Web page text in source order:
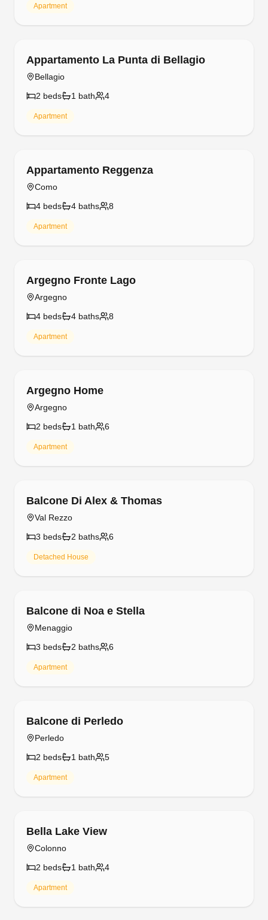
Apartment
Appartamento La Punta di Bellagio
Bellagio
2 beds 1 bath 4
Apartment
Appartamento Reggenza
Como
4 beds 4 baths 8
Apartment
Argegno Fronte Lago
Argegno
4 beds 4 baths 8
Apartment
Argegno Home
Argegno
2 beds 1 bath 6
Apartment
Balcone Di Alex & Thomas
Val Rezzo
3 beds 2 baths 6
Detached House
Balcone di Noa e Stella
Menaggio
3 beds 2 baths 6
Apartment
Balcone di Perledo
Perledo
2 beds 1 bath 5
Apartment
Bella Lake View
Colonno
2 beds 1 bath 4
Apartment